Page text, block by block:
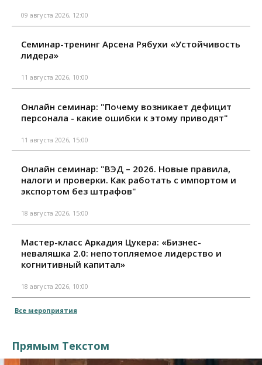
09 августа 2026, 12:00
Семинар-тренинг Арсена Рябухи «Устойчивость
лидера»
11 августа 2026, 10:00
Онлайн семинар: "Почему возникает дефицит
персонала - какие ошибки к этому приводят"
11 августа 2026, 15:00
Онлайн семинар: "ВЭД – 2026. Новые правила,
налоги и проверки. Как работать с импортом и
экспортом без штрафов"
18 августа 2026, 15:00
Мастер-класс Аркадия Цукера: «Бизнес-
неваляшка 2.0: непотопляемое лидерство и
когнитивный капитал»
18 августа 2026, 10:00
Все мероприятия
Прямым Текстом